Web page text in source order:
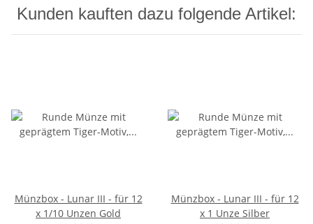
Kunden kauften dazu folgende Artikel:
Münzbox - Lunar III - für 12
x 1/10 Unzen Gold
Münzbox - Lunar III - für 12
x 1 Unze Silber